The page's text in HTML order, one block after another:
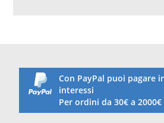
Con PayPal puoi pagare
interessi
Per ordini da 30€ a 2000€